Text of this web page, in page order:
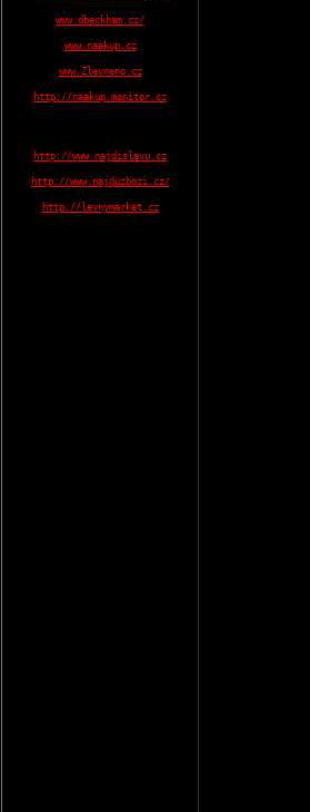
www.dbeckham.cz/
www.naakup.cz
www.Zlevneno.cz
http://naakup.monitor.cz
http://www.najdislevu.cz
http://www.najduzbozi.cz/
http://levnymarket.cz